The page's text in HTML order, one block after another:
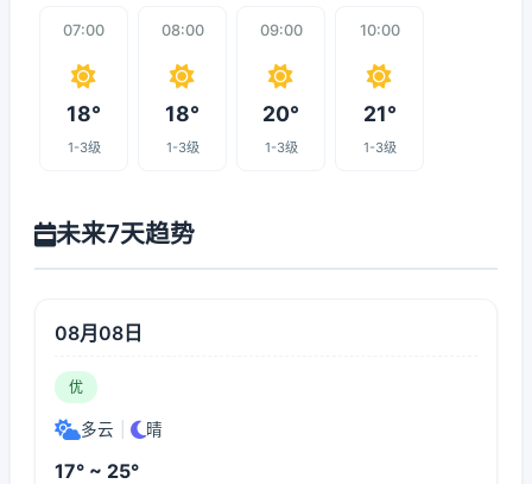
07:00
18°
1-3级
08:00
18°
1-3级
09:00
20°
1-3级
10:00
21°
1-3级
未来7天趋势
08月08日
优
多云 晴
17° ~ 25°